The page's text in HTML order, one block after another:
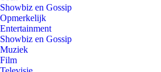
Showbiz en Gossip
Opmerkelijk
Entertainment
Showbiz en Gossip
Muziek
Film